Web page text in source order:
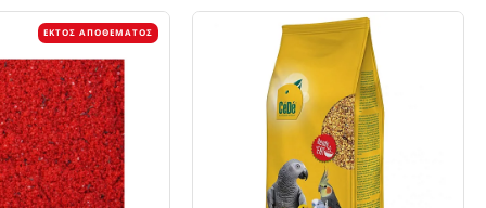
ΕΚΤΌΣ ΑΠΟΘΈΜΑΤΟΣ